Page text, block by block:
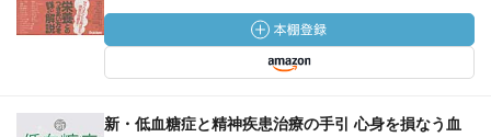
新・低血糖症と精神疾患治療の手引 心身を損なう血